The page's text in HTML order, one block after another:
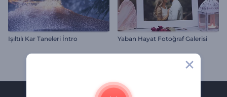
Işıltılı Kar Taneleri İntro Yaban Hayat Fotoğraf Galerisi